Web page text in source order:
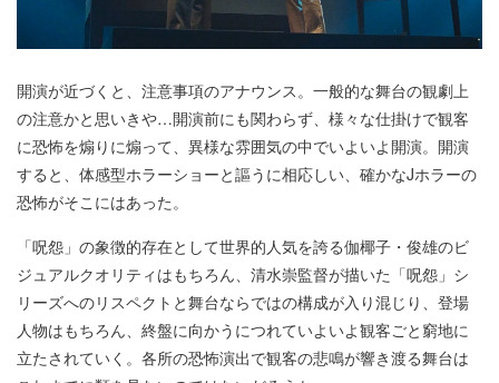
開演が近づくと、注意事項のアナウンス。一般的な舞台の観劇上
の注意かと思いきや…開演前にも関わらず、様々な仕掛けで観客
に恐怖を煽りに煽って、異様な雰囲気の中でいよいよ開演。開演
すると、体感型ホラーショーと謳うに相応しい、確かなJホラーの
恐怖がそこにはあった。
「呪怨」の象徴的存在として世界的人気を誇る伽椰子・俊雄のビ
ジュアルクオリティはもちろん、清水崇監督が描いた「呪怨」シ
リーズへのリスペクトと舞台ならではの構成が入り混じり、登場
人物はもちろん、終盤に向かうにつれていよいよ観客ごと窮地に
立たされていく。各所の恐怖演出で観客の悲鳴が響き渡る舞台は